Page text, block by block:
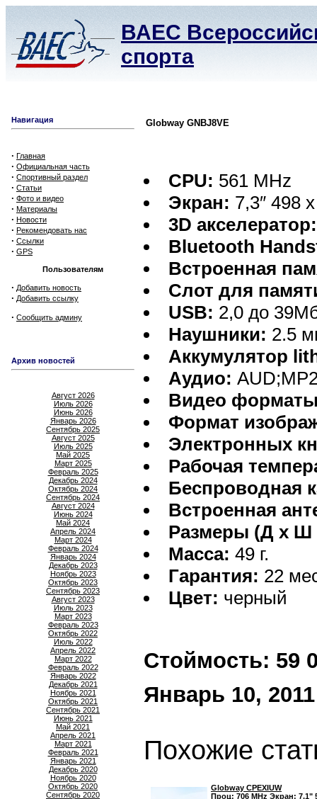
ВАЕС
спорта
Навигация
· Главная
· Официальная часть
· Спортивный раздел
· Статьи
· Фото и видео
· Материалы
· Новости
· Рекомендовать нас
· Ссылки
· GPS
Пользователям
· Добавить новость
· Добавить ссылку
· Сообщить админу
Архив новостей
Август 2026
Июль 2026
Июнь 2026
Январь 2026
Сентябрь 2025
Август 2025
Июль 2025
Май 2025
Март 2025
Февраль 2025
Декабрь 2024
Октябрь 2024
Сентябрь 2024
Август 2024
Июнь 2024
Май 2024
Апрель 2024
Март 2024
Февраль 2024
Январь 2024
Декабрь 2023
Ноябрь 2023
Октябрь 2023
Сентябрь 2023
Август 2023
Июль 2023
Март 2023
Февраль 2023
Октябрь 2022
Июль 2022
Апрель 2022
Март 2022
Февраль 2022
Январь 2022
Декабрь 2021
Ноябрь 2021
Октябрь 2021
Сентябрь 2021
Июнь 2021
Май 2021
Апрель 2021
Март 2021
Февраль 2021
Январь 2021
Декабрь 2020
Ноябрь 2020
Октябрь 2020
Сентябрь 2020
Globway GNBJ8VE
CPU: 561 MHz
Экран: 7,3″ 498
3D акселератор:
Bluetooth
Встроенная
Слот для
USB: 2,0 до
Наушники: 2.5
Аккумулятор
Аудио:
Видео
Формат
Электронных
Рабочая
Беспроводная
Встроенная
Размеры (Д х Ш
Масса: 49 г.
Гарантия: 22
Цвет: черный
Стоймость: 59
Январь 10, 2011
Похожие
Globway CPEXIUW
Проц: 706 MHz Экран: 7,1"